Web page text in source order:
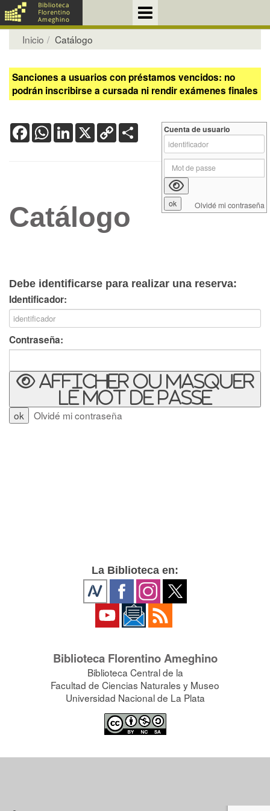
Inicio Catálogo
Sanciones a usuarios con préstamos vencidos: no
podrán inscribirse a cursada ni rendir exámenes finales
FacebookWhatsApp
LinkedIn
X Copy
Link
Catálogo
Debe identificarse para realizar una reserva:
Identificador:
Contraseña:
Afficher ou masquer
le mot de passe
Olvidé mi contraseña
Cuenta de usuario
Olvidé mi contraseña
La Biblioteca en:
Biblioteca Florentino Ameghino
Biblioteca Central de la
Facultad de Ciencias Naturales y Museo
Universidad Nacional de La Plata